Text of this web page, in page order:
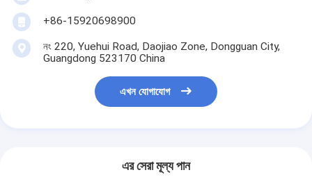
+86-15920698900
নং 220, Yuehui Road, Daojiao Zone, Dongguan City,
Guangdong 523170 China
এখন যোগাযোগ
এর সেরা মূল্য পান